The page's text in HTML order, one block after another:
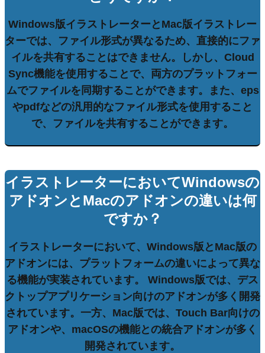
Windows版イラストレーターとMac版イラストレー
ターでは、ファイル形式が異なるため、直接的にファ
イルを共有することはできません。しかし、 Cloud
Sync機能を使用することで、両方のプラットフォー
ムでファイルを同期することができます。また、 eps
やpdfなどの汎用的なファイル形式を使用すること
で、ファイルを共有することができます。
イラストレーターにおいてWindowsの
アドオンとMacのアドオンの違いは何
ですか？
イラストレーターにおいて、Windows版とMac版の
アドオンには、プラットフォームの違いによって異な
る機能が実装されています。 Windows版では、 デス
クトップアプリケーション向けのアドオンが多く開発
されています。一方、Mac版では、 Touch Bar向けの
アドオンや、 macOSの機能との統合アドオンが多く
開発されています。